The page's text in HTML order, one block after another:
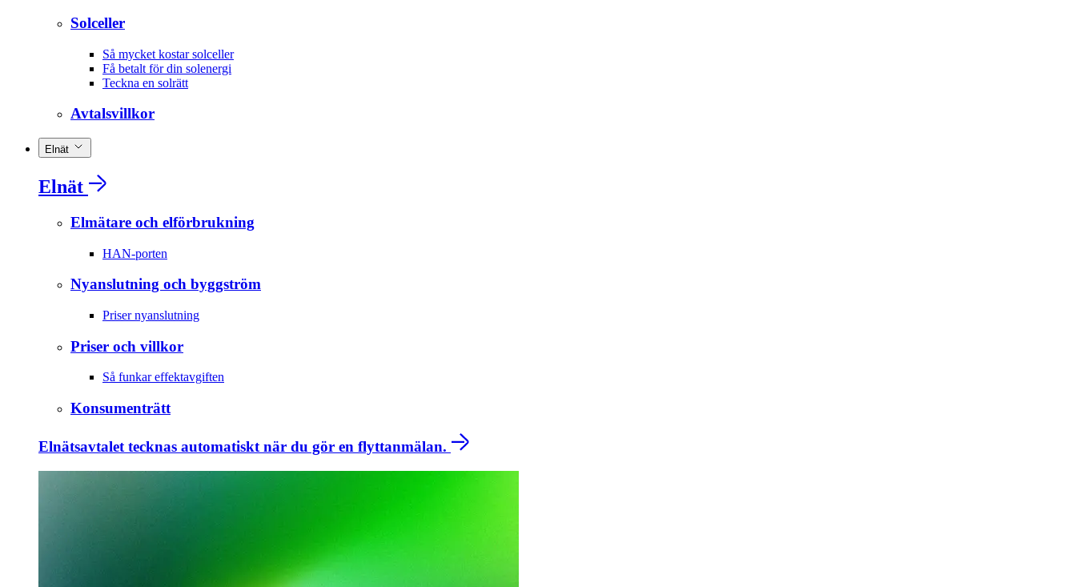
Solceller
Så mycket kostar solceller
Få betalt för din solenergi
Teckna en solrätt
Avtalsvillkor
Elnät
Elnät
Elmätare och elförbrukning
HAN-porten
Nyanslutning och byggström
Priser nyanslutning
Priser och villkor
Så funkar effektavgiften
Konsumenträtt
Elnätsavtalet tecknas automatiskt när du gör en flyttanmälan.